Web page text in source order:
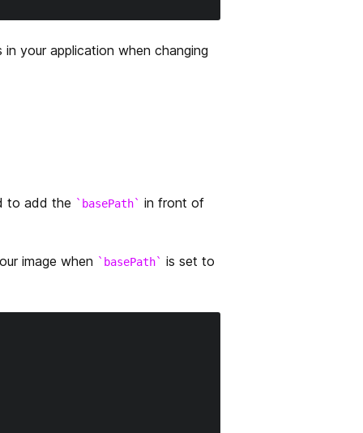
your application when changing
to add the basePath in front of
image when basePath is set to